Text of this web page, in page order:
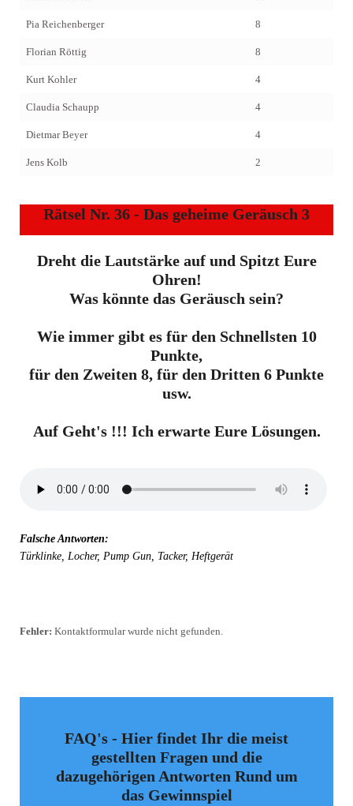
Pia Reichenberger 8
Florian Röttig 8
Kurt Kohler 4
Claudia Schaupp 4
Dietmar Beyer 4
Jens Kolb 2
Rätsel Nr. 36 - Das geheime Geräusch 3
Dreht die Lautstärke auf und Spitzt Eure
Ohren!
Was könnte das Geräusch sein?
Wie immer gibt es für den Schnellsten 10
Punkte,
für den Zweiten 8, für den Dritten 6 Punkte
usw.
Auf Geht's !!! Ich erwarte Eure Lösungen.
Falsche Antworten:
Türklinke, Locher, Pump Gun, Tacker, Heftgerät
Fehler: Kontaktformular wurde nicht gefunden.
FAQ's - Hier findet Ihr die meist
gestellten Fragen und die
dazugehörigen Antworten Rund um
das Gewinnspiel